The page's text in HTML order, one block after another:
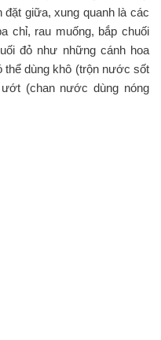
giữa, xung quanh là các
chỉ, rau muống, bắp chuối
đỏ như những cánh hoa
dùng khô (trộn nước sốt
(chan nước dùng nóng